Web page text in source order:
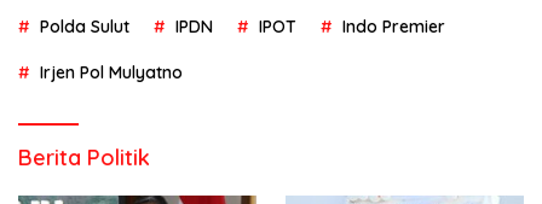
Polda Sulut IPDN IPOT Indo Premier
Irjen Pol Mulyatno
Berita Politik